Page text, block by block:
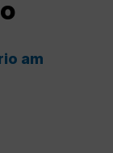
am